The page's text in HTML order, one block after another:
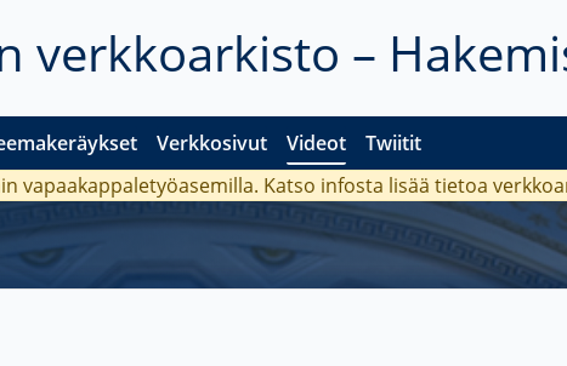
verkkoarkisto –
Verkkosivut Videot Twiitit
vapaakappaletyöasemilla. Katso infosta lisää tietoa